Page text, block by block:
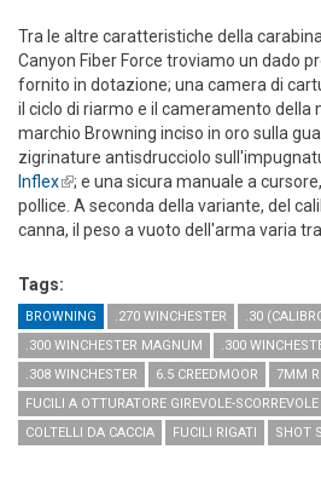
Tra le altre caratteristiche della
Canyon Fiber Force troviamo un dado
fornito in dotazione; una camera di
il ciclo di riarmo e il cameramento della
marchio Browning inciso in oro sulla
zigrinature antisdrucciolo
Inflex(link is external)
; e una sicura manuale a
pollice. A seconda della variante, del
canna, il peso a vuoto dell'arma varia
Tags:
BROWNING .270 WINCHESTER .30
.300 WINCHESTER MAGNUM
.300
.308 WINCHESTER
6.5 CREEDMOOR
7MM
FUCILI A OTTURATORE GIREVOLE-SCORREVOLE
COLTELLI DA CACCIA
FUCILI RIGATI SHOT